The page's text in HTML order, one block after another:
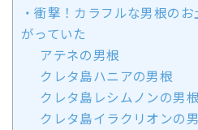
・衝撃！カラフルな男根の
がっていた
アテネの男根
クレタ島ハニアの男根
クレタ島レシムノンの男根
クレタ島イラクリオンの